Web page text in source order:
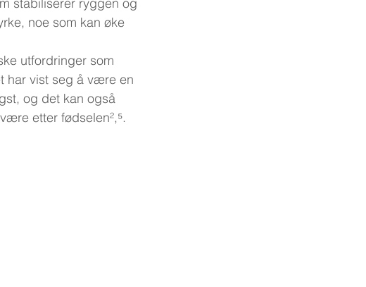
stabiliserer ryggen og
noe som kan øke
utfordringer som
har vist seg å være en
og det kan også
etter fødselen²,⁵.